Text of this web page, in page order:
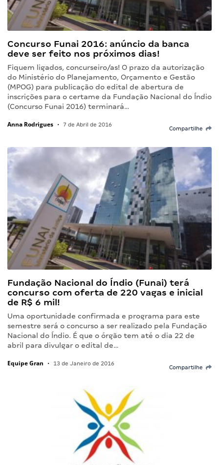
Concurso Funai 2016: anúncio da banca
deve ser feito nos próximos dias!
Fiquem ligados, concurseiro/as! O prazo da autorização
do Ministério do Planejamento, Orçamento e Gestão
(MPOG) para publicação do edital de abertura de
inscrições para o certame da Fundação Nacional do Índio
(Concurso Funai 2016) terminará…
Anna Rodrigues • 7 de Abril de 2016
Compartilhe
Fundação Nacional do Índio (Funai) terá
concurso com oferta de 220 vagas e inicial
de R$ 6 mil!
Uma oportunidade confirmada e programa para este
semestre será o concurso a ser realizado pela Fundação
Nacional do Índio. É que o órgão tem até o dia 22 de
abril para divulgar o edital de…
Equipe Gran • 13 de Janeiro de 2016
Compartilhe